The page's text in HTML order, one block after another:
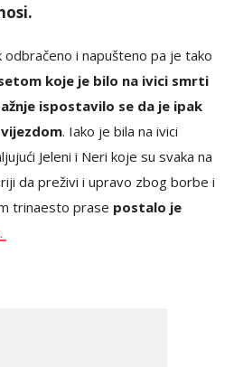
i napušteno pa je tako
koje je bilo na ivici smrti
ispostavilo se da je ipak
. Iako je bila na ivici
Jeleni i Neri koje su svaka na
da preživi i upravo zbog borbe i
trinaesto prase postalo je